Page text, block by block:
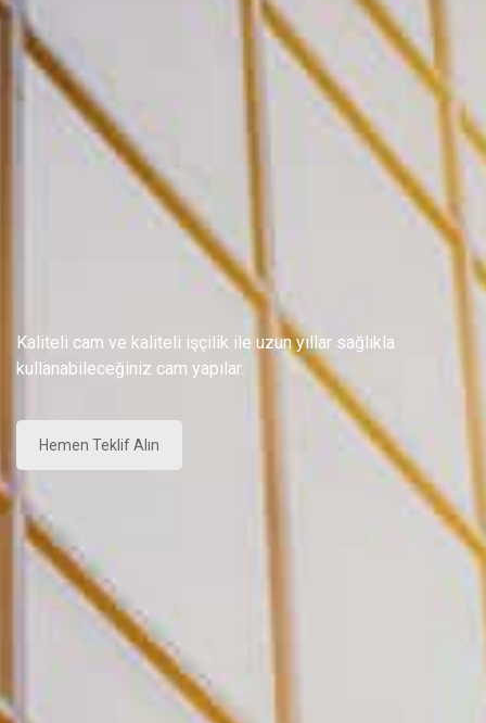
Kaliteli cam ve kaliteli işçilik ile uzun yıllar sağlıkla
kullanabileceğiniz cam yapılar.
Hemen Teklif Alın